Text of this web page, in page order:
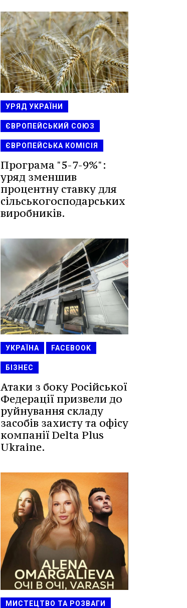
УРЯД УКРАЇНИ
ЄВРОПЕЙСЬКИЙ СОЮЗ
ЄВРОПЕЙСЬКА КОМІСІЯ
Програма "5-7-9%":
уряд зменшив
процентну ставку для
сільськогосподарських
виробників.
УКРАЇНА FACEBOOK
БІЗНЕС
Атаки з боку Російської
Федерації призвели до
руйнування складу
засобів захисту та офісу
компанії Delta Plus
Ukraine.
МИСТЕЦТВО ТА РОЗВАГИ